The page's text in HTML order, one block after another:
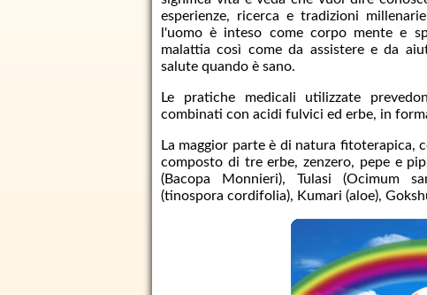
esperienze, ricerca e tradizioni
l'uomo è inteso come corpo mente e
malattia così come da assistere e da
salute quando è sano.
Le pratiche medicali utilizzate
combinati con acidi fulvici ed erbe, in
La maggior parte è di natura fitoterapica,
composto di tre erbe, zenzero, pepe e
(Bacopa Monnieri), Tulasi (Ocimum
(tinospora cordifolia), Kumari (aloe),